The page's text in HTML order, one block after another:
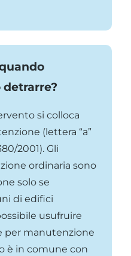
detrarre?
si colloca
(lettera “a”
2001). Gli
ordinaria sono
solo se
di edifici
usufruire
per manutenzione
è in comune con